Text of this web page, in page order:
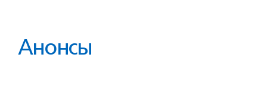
Анонсы